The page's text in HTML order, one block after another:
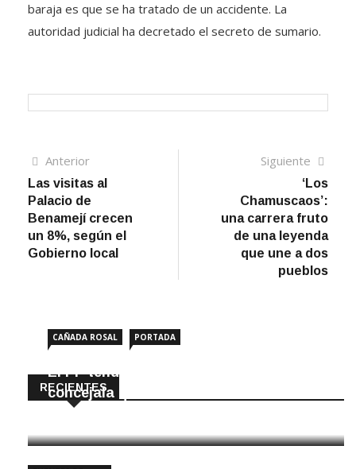
baraja es que se ha tratado de un accidente. La
autoridad judicial ha decretado el secreto de sumario.
Navegación
de
entradas
AnteriorArtículo
anterior
Las visitas al
Palacio de
Benamejí crecen
un 8%, según el
Gobierno local
Siguiente
‘Los
Chamuscaos’:
una carrera fruto
de una leyenda
que une a dos
pueblos
RECIENTES
CAÑADA ROSAL PORTADA
El PP tendrá en Cañada Rosal una
concejala que no iba en la lista